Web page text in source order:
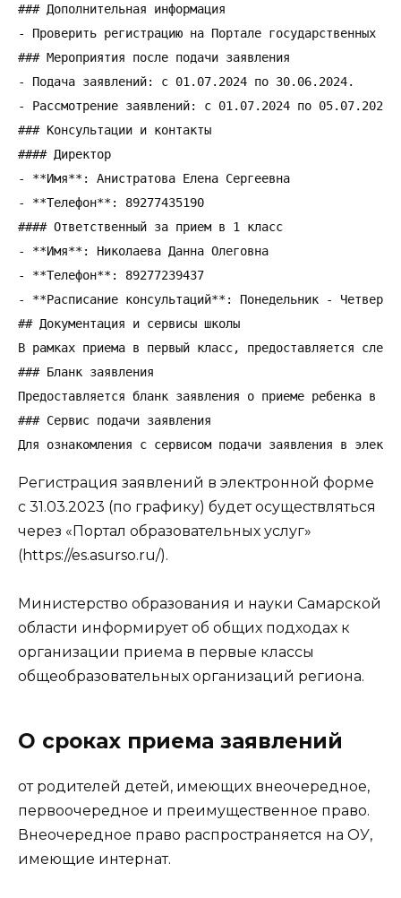
### Дополнительная информация
- Проверить регистрацию на Портале государственных
### Мероприятия после подачи заявления
- Подача заявлений: с 01.07.2024 по 30.06.2024.
- Рассмотрение заявлений: с 01.07.2024 по 05.07.2024.
### Консультации и контакты
#### Директор
- **Имя**: Анистратова Елена Сергеевна
- **Телефон**: 89277435190
#### Ответственный за прием в 1 класс
- **Имя**: Николаева Данна Олеговна
- **Телефон**: 89277239437
- **Расписание консультаций**: Понедельник -
## Документация и сервисы школы
В рамках приема в первый класс, предоставляется
### Бланк заявления
Предоставляется бланк заявления о приеме ребенка в
### Сервис подачи заявления
Для ознакомления с сервисом подачи заявления в
Регистрация заявлений в электронной форме
с 31.03.2023 (по графику) будет осуществляться
через «Портал образовательных услуг»
(https://es.asurso.ru/).
Министерство образования и науки Самарской
области информирует об общих подходах к
организации приема в первые классы
общеобразовательных организаций региона.
О сроках приема заявлений
от родителей детей, имеющих внеочередное,
первоочередное и преимущественное право.
Внеочередное право распространяется на ОУ,
имеющие интернат.